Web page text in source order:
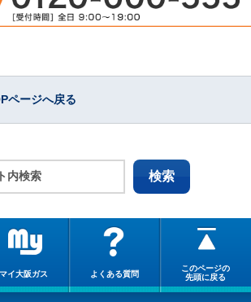
ページへ戻る
マイ大阪ガス よくある質問
このページの
先頭に戻る